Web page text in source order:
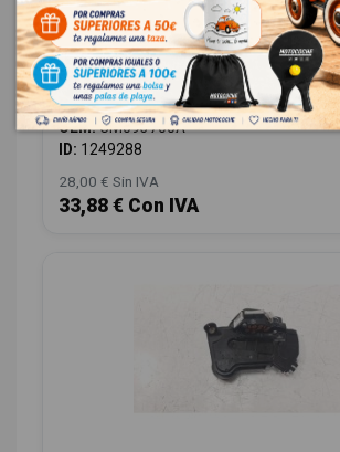
ELEVALUNAS TRASERO IZQUIERDO
CM093700A
HONDA CIVIC LIM.5 (FK) 1.0 VTEC CAT
OEM:CM093700A
ID: 1249288
28,00 € Sin IVA
33,88 € Con IVA